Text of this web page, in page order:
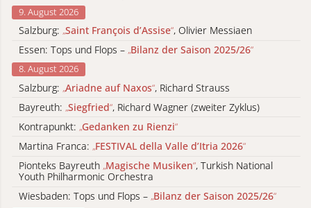
9. August 2026
Salzburg: „Saint François d’Assise“, Olivier Messiaen
Essen: Tops und Flops – „Bilanz der Saison 2025/26“
8. August 2026
Salzburg: „Ariadne auf Naxos“, Richard Strauss
Bayreuth: „Siegfried“, Richard Wagner (zweiter Zyklus)
Kontrapunkt: „Gedanken zu Rienzi“
Martina Franca: „FESTIVAL della Valle d’Itria 2026“
Pionteks Bayreuth „Magische Musiken“, Turkish National
Youth Philharmonic Orchestra
Wiesbaden: Tops und Flops – „Bilanz der Saison 2025/26“